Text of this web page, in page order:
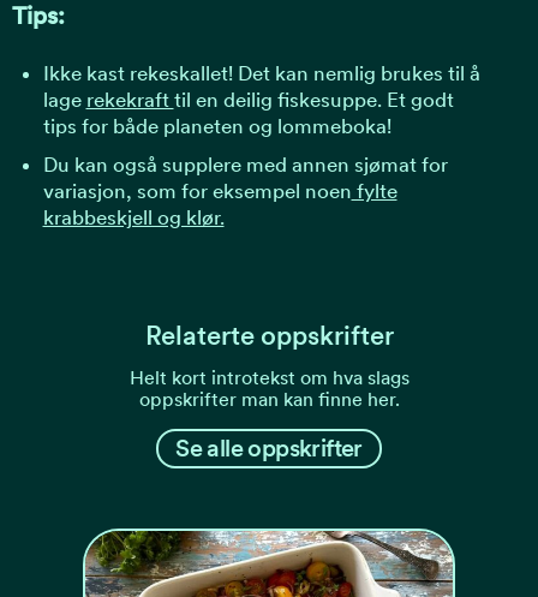
Tips:
Ikke kast rekeskallet! Det kan nemlig brukes til å
lage rekekraft til en deilig fiskesuppe. Et godt
tips for både planeten og lommeboka!
Du kan også supplere med annen sjømat for
variasjon, som for eksempel noen fylte
krabbeskjell og klør.
Relaterte oppskrifter
Helt kort introtekst om hva slags
oppskrifter man kan finne her.
Se alle oppskrifter